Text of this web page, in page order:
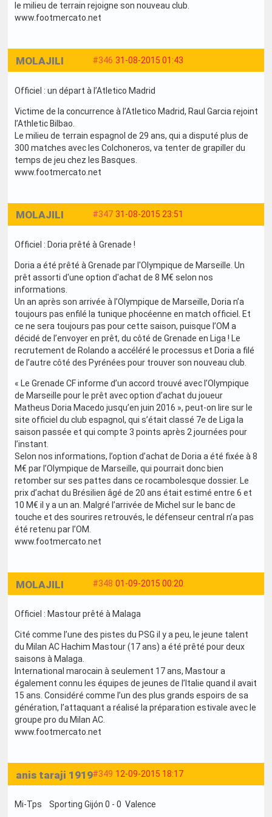
le milieu de terrain rejoigne son nouveau club.
www.footmercato.net
#346 31-08-2015 01:43
MOLAJILI
Officiel : un départ à l’Atletico Madrid
Victime de la concurrence à l’Atletico Madrid, Raul Garcia rejoint
l’Athletic Bilbao.
Le milieu de terrain espagnol de 29 ans, qui a disputé plus de
300 matches avec les Colchoneros, va tenter de grapiller du
temps de jeu chez les Basques.
www.footmercato.net
#347 31-08-2015 23:51
MOLAJILI
Officiel : Doria prêté à Grenade !
Doria a été prêté à Grenade par l'Olympique de Marseille. Un
prêt assorti d'une option d'achat de 8 M€ selon nos
informations.
Un an après son arrivée à l’Olympique de Marseille, Doria n’a
toujours pas enfilé la tunique phocéenne en match officiel. Et
ce ne sera toujours pas pour cette saison, puisque l’OM a
décidé de l’envoyer en prêt, du côté de Grenade en Liga ! Le
recrutement de Rolando a accéléré le processus et Doria a filé
de l’autre côté des Pyrénées pour trouver son nouveau club.
« Le Grenade CF informe d’un accord trouvé avec l’Olympique
de Marseille pour le prêt avec option d’achat du joueur
Matheus Doria Macedo jusqu’en juin 2016 », peut-on lire sur le
site officiel du club espagnol, qui s’était classé 7e de Liga la
saison passée et qui compte 3 points après 2 journées pour
l’instant.
Selon nos informations, l’option d’achat de Doria a été fixée à 8
M€ par l’Olympique de Marseille, qui pourrait donc bien
retomber sur ses pattes dans ce rocambolesque dossier. Le
prix d’achat du Brésilien âgé de 20 ans était estimé entre 6 et
10 M€ il y a un an. Malgré l’arrivée de Michel sur le banc de
touche et des sourires retrouvés, le défenseur central n’a pas
été retenu par l’OM.
www.footmercato.net
#348 01-09-2015 00:20
MOLAJILI
Officiel : Mastour prêté à Malaga
Cité comme l’une des pistes du PSG il y a peu, le jeune talent
du Milan AC Hachim Mastour (17 ans) a été prêté pour deux
saisons à Malaga.
International marocain à seulement 17 ans, Mastour a
également connu les équipes de jeunes de l’Italie quand il avait
15 ans. Considéré comme l’un des plus grands espoirs de sa
génération, l’attaquant a réalisé la préparation estivale avec le
groupe pro du Milan AC.
www.footmercato.net
#349 12-09-2015 18:17
anis taraji 1919
Mi-Tps Sporting Gijón 0 - 0 Valence